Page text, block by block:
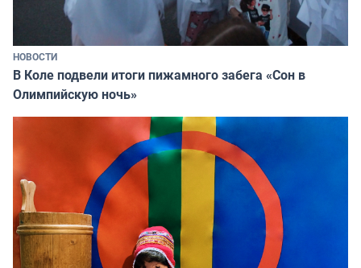
НОВОСТИ
В Коле подвели итоги пижамного забега «Сон в
Олимпийскую ночь»